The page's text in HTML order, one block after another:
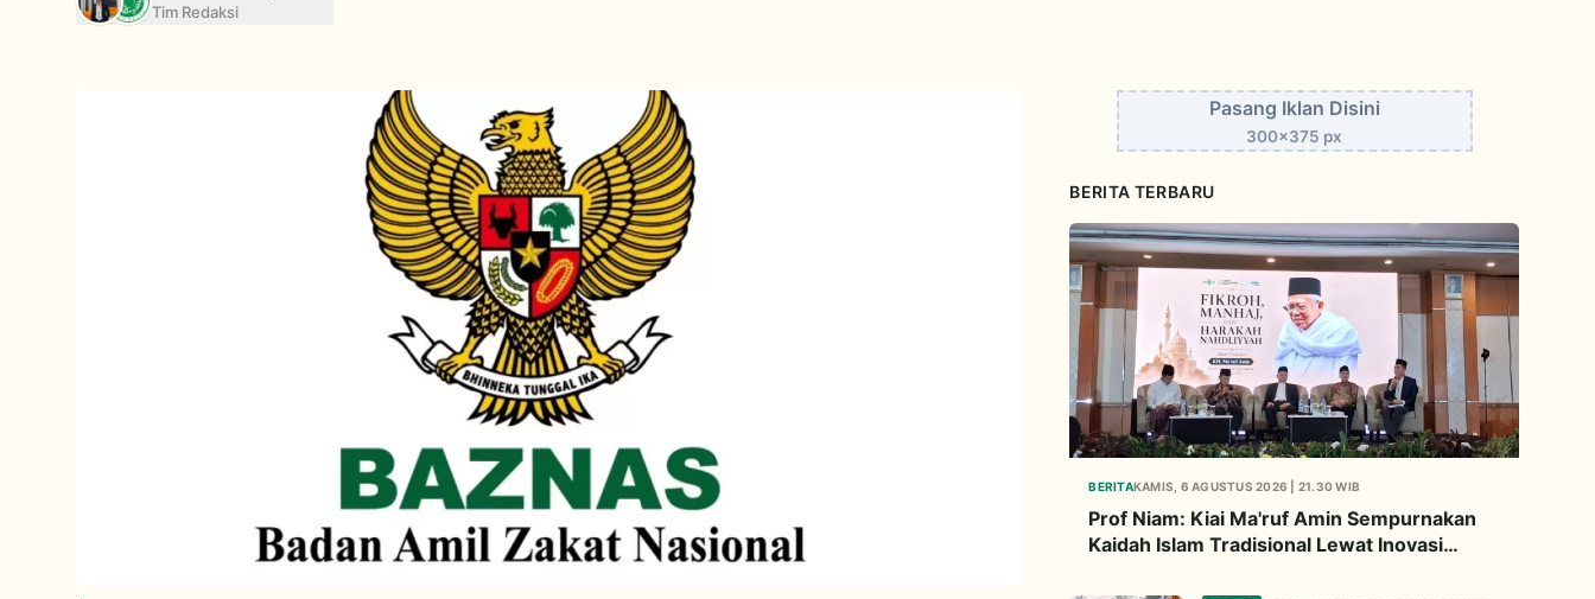
Tim Redaksi
Pasang Iklan Disini
300x375 px
BERITA TERBARU
BERITAKAMIS, 6 AGUSTUS 2026 | 21.30 WIB
Prof Niam: Kiai Ma'ruf Amin Sempurnakan
Kaidah Islam Tradisional Lewat Inovasi